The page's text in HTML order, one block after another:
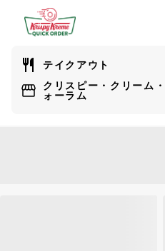
テイクアウト
クリスピー・クリーム
ォーラム